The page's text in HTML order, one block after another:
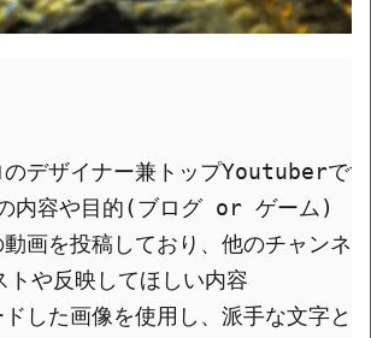
のデザイナー兼トップYoutuberで
内容や目的(ブログ or ゲーム)
動画を投稿しており、他のチャン
や反映してほしい内容
ドした画像を使用し、派手な文字と